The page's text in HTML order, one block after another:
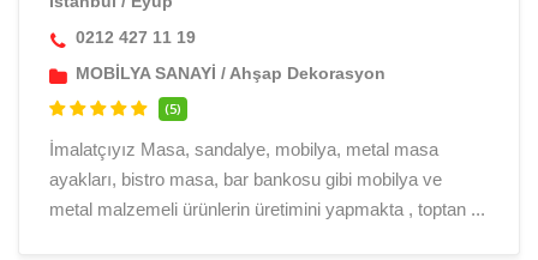
0212 427 11 19
MOBİLYA SANAYİ / Ahşap Dekorasyon
(5)
İmalatçıyız Masa, sandalye, mobilya, metal masa
ayakları, bistro masa, bar bankosu gibi mobilya ve
metal malzemeli ürünlerin üretimini yapmakta , toptan ...